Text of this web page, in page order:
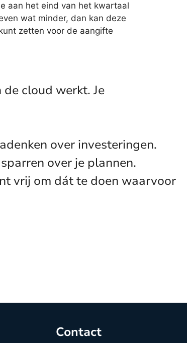
aan het eind van het kwartaal
wat minder, dan kan deze
zetten voor de aangifte
cloud werkt. Je
over investeringen.
over je plannen.
vrij om dát te doen waarvoor
Contact